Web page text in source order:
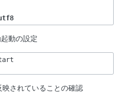
動の設定
されていることの確認